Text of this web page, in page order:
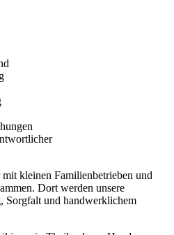
kleinen Familienbetrieben und
Dort werden unsere
Sorgfalt und handwerklichem